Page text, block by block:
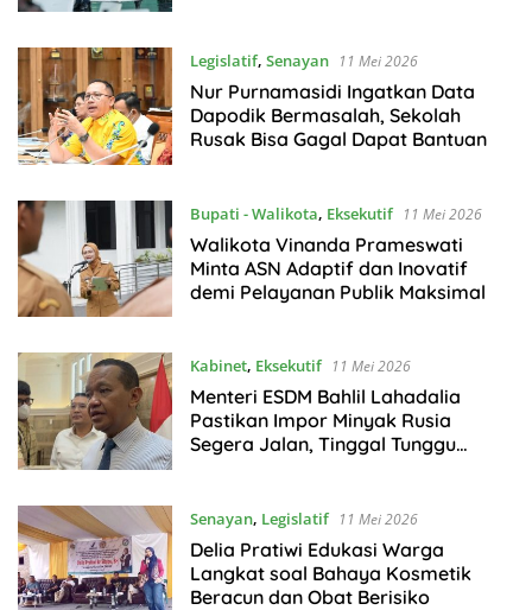
Legislatif, Senayan 11 Mei 2026
Nur Purnamasidi Ingatkan Data
Dapodik Bermasalah, Sekolah
Rusak Bisa Gagal Dapat Bantuan
Bupati - Walikota, Eksekutif 11 Mei 2026
Walikota Vinanda Prameswati
Minta ASN Adaptif dan Inovatif
demi Pelayanan Publik Maksimal
Kabinet, Eksekutif 11 Mei 2026
Menteri ESDM Bahlil Lahadalia
Pastikan Impor Minyak Rusia
Segera Jalan, Tinggal Tunggu
Senayan, Legislatif 11 Mei 2026
Delia Pratiwi Edukasi Warga
Langkat soal Bahaya Kosmetik
Beracun dan Obat Berisiko